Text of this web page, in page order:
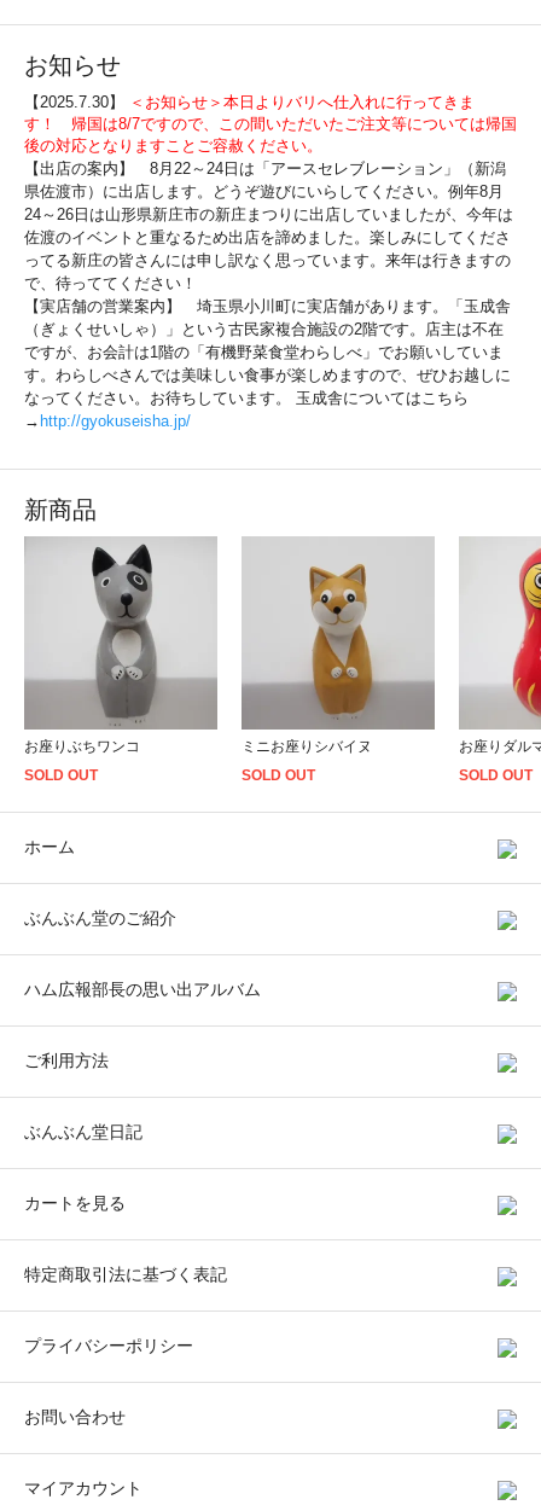
お知らせ
【2025.7.30】
＜お知らせ＞本日よりバリへ仕入れに行ってきま
す！ 帰国は8/7ですので、この間いただいたご注文等については帰国
後の対応となりますことご容赦ください。
【出店の案内】 8月22～24日は「アースセレブレーション」（新潟
県佐渡市）に出店します。どうぞ遊びにいらしてください。例年8月
24～26日は山形県新庄市の新庄まつりに出店していましたが、今年は
佐渡のイベントと重なるため出店を諦めました。楽しみにしてくださ
ってる新庄の皆さんには申し訳なく思っています。来年は行きますの
で、待っててください！
【実店舗の営業案内】 埼玉県小川町に実店舗があります。「玉成舎
（ぎょくせいしゃ）」という古民家複合施設の2階です。店主は不在
ですが、お会計は1階の「有機野菜食堂わらしべ」でお願いしていま
す。わらしべさんでは美味しい食事が楽しめますので、ぜひお越しに
なってください。お待ちしています。 玉成舎についてはこちら
→ http://gyokuseisha.jp/
新商品
お座りぶちワンコ
SOLD OUT
ミニお座りシバイヌ
SOLD OUT
お座りダル
SOLD OUT
ホーム
ぶんぶん堂のご紹介
ハム広報部長の思い出アルバム
ご利用方法
ぶんぶん堂日記
カートを見る
特定商取引法に基づく表記
プライバシーポリシー
お問い合わせ
マイアカウント